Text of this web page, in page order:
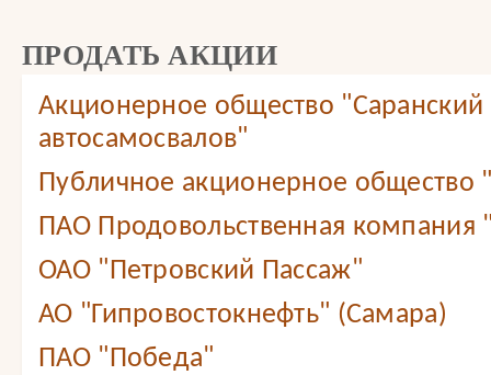
ПРОДАТЬ АКЦИИ
Акционерное общество "Саранский
автосамосвалов"
Публичное акционерное общество
ПАО Продовольственная
ОАО "Петровский Пассаж"
АО "Гипровостокнефть" (Самара)
ПАО "Победа"